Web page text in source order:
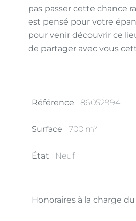
pas passer cette chance
est pensé pour votre
pour venir découvrir ce
de partager avec vous
Référence 86052994
Surface 700 m²
État Neuf
Honoraires à la charge